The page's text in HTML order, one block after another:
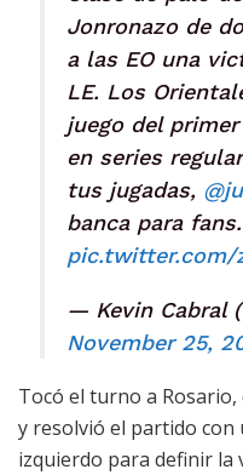
Jonronazo de
a las EO una
LE. Los
juego del
en series
tus jugadas,
banca para fans.
pic.twitter.com/
— Kevin Cabral
November 25,
Tocó el turno a
y resolvió el partido
izquierdo para definir la